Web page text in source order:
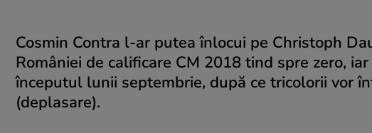
Cosmin Contra l-ar putea înlocui pe Christoph
României de calificare CM 2018 tind spre zero,
începutul lunii septembrie, după ce tricolorii vor
(deplasare).